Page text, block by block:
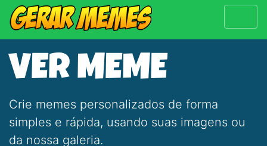
VER MEME
Crie memes personalizados de forma
simples e rápida, usando suas imagens ou
da nossa galeria.